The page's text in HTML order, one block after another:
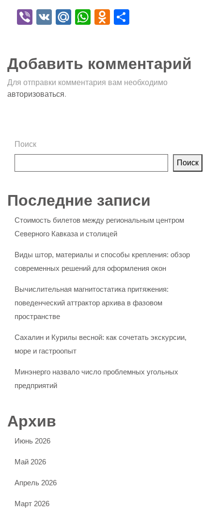
Viber
VK Mail.Ru
WhatsApp
Odnoklassniki
Добавить комментарий
Для отправки комментария вам необходимо
авторизоваться.
Поиск
Поиск
Последние записи
Стоимость билетов между региональным центром
Северного Кавказа и столицей
Виды штор, материалы и способы крепления: обзор
современных решений для оформления окон
Вычислительная магнитостатика притяжения:
поведенческий аттрактор архива в фазовом
пространстве
Сахалин и Курилы весной: как сочетать экскурсии,
море и гастроопыт
Минэнерго назвало число проблемных угольных
предприятий
Архив
Июнь 2026
Май 2026
Апрель 2026
Март 2026